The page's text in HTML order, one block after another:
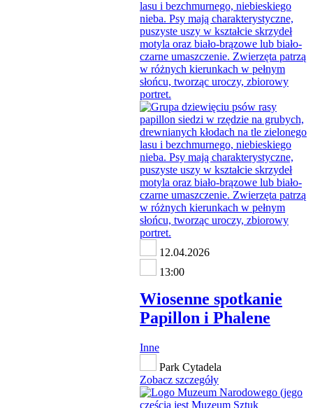
12.04.2026
13:00
Wiosenne spotkanie
Papillon i Phalene
Inne
Park Cytadela
Zobacz szczegóły